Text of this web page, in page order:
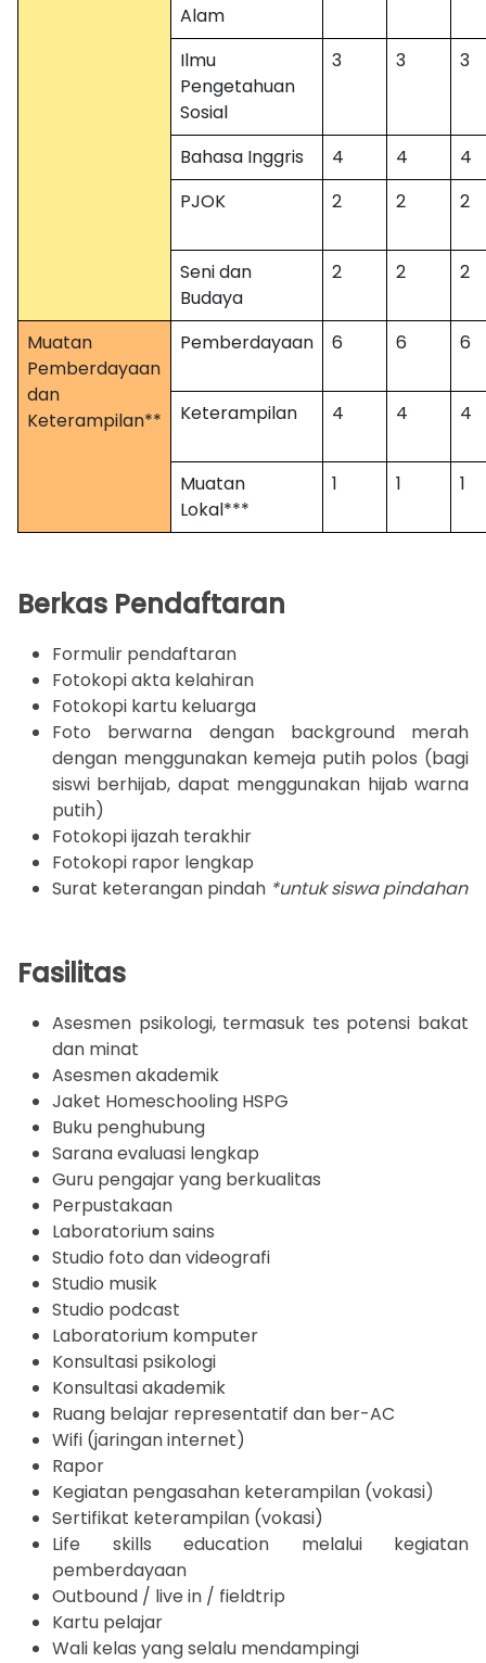
Alam
Ilmu
Pengetahuan
Sosial
3 3 3
Bahasa Inggris 4 4
4
PJOK
2 2 2
Seni dan
Budaya
2 2 2
Muatan
Pemberdayaan
dan
Keterampilan**
Pemberdayaan 6 6 6
Keterampilan 4 4 4
Muatan
Lokal***
1 1 1
Berkas Pendaftaran
Formulir pendaftaran
Fotokopi akta kelahiran
Fotokopi kartu keluarga
Foto berwarna dengan background merah
dengan menggunakan kemeja putih polos (bagi
siswi berhijab, dapat menggunakan hijab warna
putih)
Fotokopi ijazah terakhir
Fotokopi rapor lengkap
Surat keterangan pindah *untuk siswa pindahan
Fasilitas
Asesmen psikologi, termasuk tes potensi bakat
dan minat
Asesmen akademik
Jaket Homeschooling HSPG
Buku penghubung
Sarana evaluasi lengkap
Guru pengajar yang berkualitas
Perpustakaan
Laboratorium sains
Studio foto dan videografi
Studio musik
Studio podcast
Laboratorium komputer
Konsultasi psikologi
Konsultasi akademik
Ruang belajar representatif dan ber-AC
Wifi (jaringan internet)
Rapor
Kegiatan pengasahan keterampilan (vokasi)
Sertifikat keterampilan (vokasi)
Life skills education melalui kegiatan
pemberdayaan
Outbound / live in / fieldtrip
Kartu pelajar
Wali kelas yang selalu mendampingi